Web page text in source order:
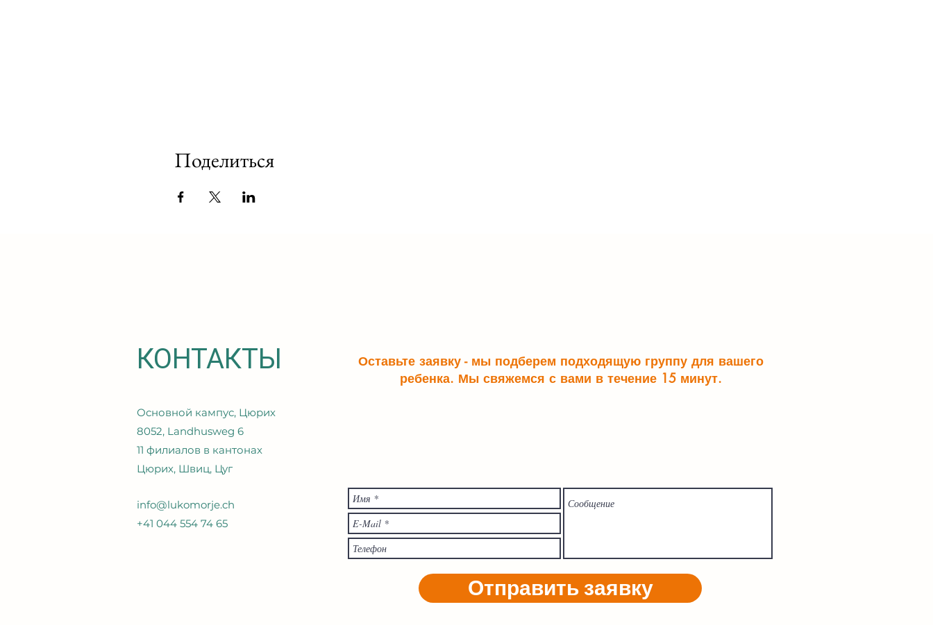
Поделиться
КОНТАКТЫ
Оставьте заявку - мы подберем подходящую группу для вашего
ребенка. Мы свяжемся с вами в течение 15 минут.
Основной кампус, Цюрих
8052, Landhusweg 6
11 филиалов в кантонах
Цюрих, Швиц, Цуг
info@lukomorje.ch
Отправить заявку
+41 044 554 74 65